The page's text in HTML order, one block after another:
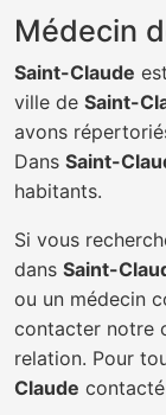
Médecin
Saint-Claude
ville de Saint-
avons
Dans Saint-
habitants.
Si vous
dans Saint-
ou un médecin
contacter notre
relation. Pour
Claude